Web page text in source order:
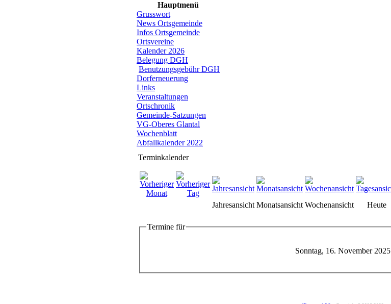
Hauptmenü
Grusswort
News Ortsgemeinde
Infos Ortsgemeinde
Ortsvereine
Kalender 2026
Belegung DGH
Benutzungsgebühr DGH
Dorferneuerung
Links
Veranstaltungen
Ortschronik
Gemeinde-Satzungen
VG-Oberes Glantal
Wochenblatt
Abfallkalender 2022
Terminkalender
Jahresansicht Monatsansicht Wochenansicht Heute
Termine für
Sonntag, 16. November 2025